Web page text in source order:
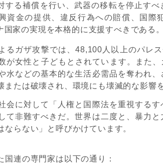
する補償を行い、武器の移転を停止す
資金の提供、違反行為への賠償、国際
国家の実現を本格的に支援すべきである。
るガザ攻撃では、48,100 人以上のパレ
が女性と子どもとされています。また
水などの基本的な生活必需品を奪われ
または破壊され、環境にも壊滅的な影響
に対して「人権と国際法を重視するす
て非難すべきだ。世界は二度と、暴力
ならない」と呼びかけています。
国連の専門家は以下の通り：